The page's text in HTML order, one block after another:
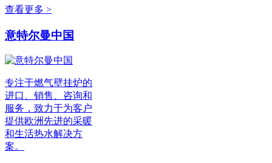
查看更多 >
意特尔曼中国
专注于燃气壁挂炉的
进口、销售、咨询和
服务，致力于为客户
提供欧洲先进的采暖
和生活热水解决方
案。